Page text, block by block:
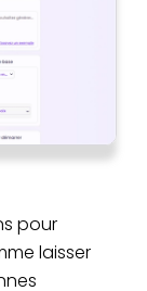
pour
laisser